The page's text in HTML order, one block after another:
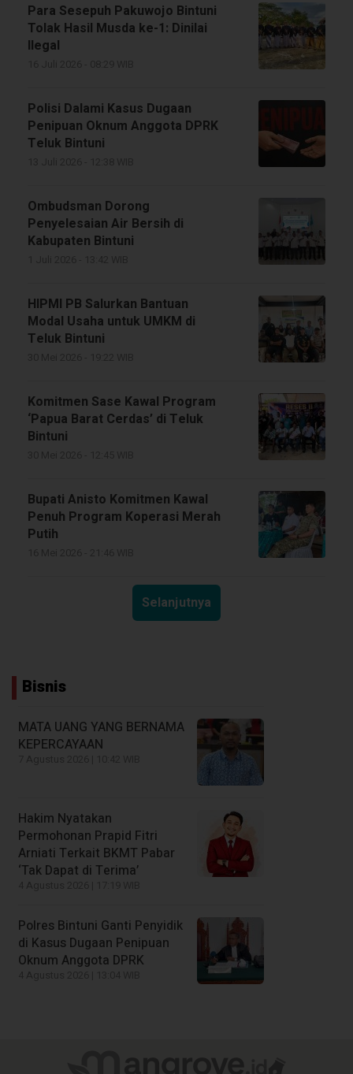
Para Sesepuh Pakuwojo Bintuni
Tolak Hasil Musda ke-1: Dinilai
Ilegal
Polisi Dalami Kasus Dugaan
Penipuan Oknum Anggota DPRK
Teluk Bintuni
Ombudsman Dorong
Penyelesaian Air Bersih di
Kabupaten Bintuni
HIPMI PB Salurkan Bantuan
Modal Usaha untuk UMKM di
Teluk Bintuni
Komitmen Sase Kawal Program
‘Papua Barat Cerdas’ di Teluk
Bintuni
Bupati Anisto Komitmen Kawal
Penuh Program Koperasi Merah
Putih
Selanjutnya
Bisnis
MATA UANG YANG BERNAMA
KEPERCAYAAN
Hakim Nyatakan
Permohonan Prapid Fitri
Arniati Terkait BKMT Pabar
‘Tak Dapat di Terima’
Polres Bintuni Ganti Penyidik
di Kasus Dugaan Penipuan
Oknum Anggota DPRK